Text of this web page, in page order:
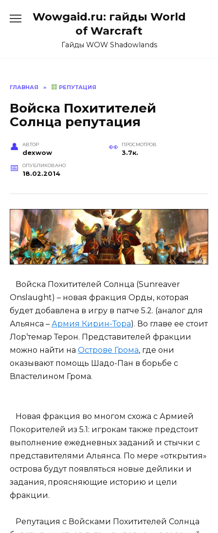
Wowgaid.ru: гайды World
of Warcraft
Гайды WOW Shadowlands
ГЛАВНАЯ » РЕПУТАЦИЯ
Войска Похитителей
Солнца репутация
АВТОР
dexwow
ПРОСМОТРОВ
3.7к.
ОПУБЛИКОВАНО
18.02.2014
Войска Похитителей Солнца (Sunreaver
Onslaught) – новая фракция Орды, которая
будет добавлена в игру в патче 5.2. (аналог для
Альянса – Армия Кирин-Тора). Во главе ее стоит
Лор’темар Терон. Представителей фракции
можно найти на Острове Грома, где они
оказывают помощь Шадо-Пан в борьбе с
Властелином Грома.
Новая фракция во многом схожа с Армией
Покорителей из 5.1: игрокам также предстоит
выполнение ежедневных заданий и стычки с
представителями Альянса. По мере «открытия»
острова будут появляться новые дейлики и
задания, проясняющие историю и цели
фракции.
Репутация с Войсками Похитителей Солнца